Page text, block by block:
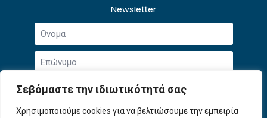
Σεβόμαστε την ιδιωτικότητά σας
Χρησιμοποιούμε cookies για να βελτιώσουμε την εμπειρία
Newsletter
Όνομα
Επώνυμο
Email
*
Αποδοχή
Συμφωνώ με την Πολιτική Απορρήτουκαι τους